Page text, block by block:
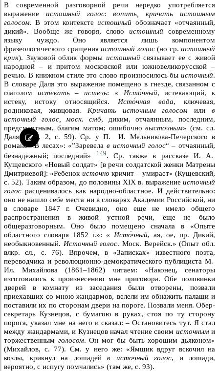
В современной разговорной речи нередко употребляется
выражение истошный голос:вопить, кричать истошным
голосом. В этом контекстеистошный обозначает «отчаянный,
дикий». Вообще же говоря, слово истошный современному
языку чуждо. Оно является лишь компонентом
фразеологического сращения истошный голос(но ср. истошный
крик). Звуковой облик формы истошныйсвязывает ее с живой
народной – и притом московской или южновеликорусской –
речью. В книжном стиле это слово произносилось бы источный.
В словаре Даля это выражение помещено в гнезде, связанном с
глаголом истекать – истечь: « Исто́чный, истекающий, к
истеку, истоку относящийся. Исто́чная вода, ключевая,
родниковая, живцовая. Кричать источным голосом илив
источный голос, моск. смб, диким, отчаянным, последним,
предсмертным, благим матом; ошибочновысточным» (см. сл.
Даля 1881, 2, с. 59). Ср. у П. И. Мельникова-Печерского в
романе «В лесах»: «”Заревела в источный голос“ – отчаянный,
безнадежный; последний»149. Ср. также в рассказе И. А.
Кущевского «Новый солдат» [в речи солдатской женки Матрены
Дмитриевой]: «Ребенок источно кричит – умирает» (Кущевский,
с. 52). Таким образом, до половины XIX в. выражение источный
голос расценивалось как народно-областное. И действительно:
оно не нашло себе места ни в словарях Академии Российской, ни
в словаре 1847 г. Очевидно, оно еще не имело общего
распространения в живой устной речи, еще не было
общеразговорным. Оно было помещено сначала в «Опыте
областного словаря 1852 г.»: « Исто́чный, ая, ое, пр. Дикий,
необыкновенный. Источный голос. Моск. Верейск.» (Опыт обл.
влкр. сл., с. 76). Впрочем, в «Записках» известного поэта,
переводчика и революционно-демократического публициста М.
Ил. Михайлова (1861–1862) читаем: «Наконец, сенаторы
изготовились к произнесению мне приговора. Обе половинки
дверей в комнату из заседания были отворены, позвали
приехавших со мною жандармов, велели им обнажить палаши и
поставили их по сторонам двери на пороге. Позвали меня. Обер-
секретарь Кузнецов, с бумагою в руках, стоя по ту сторону
порога, указал мне на него и сказал: – Остановитесь тут. Я стал
между жандармами, и Кузнецов начал чтение своим источными
торжественным голосом. Он мог бы быть хорошим дьяконом»
(Михайлов, с. 77). См. у него же: «Ямщик вдруг вскочил на
козлы, крикнул на лошадей в источный голос, и лошади,
вероятно, с испугу помчались» (там же, с. 93).